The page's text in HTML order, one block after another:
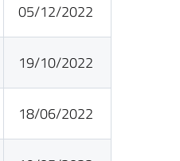
05/12/2022
19/10/2022
18/06/2022